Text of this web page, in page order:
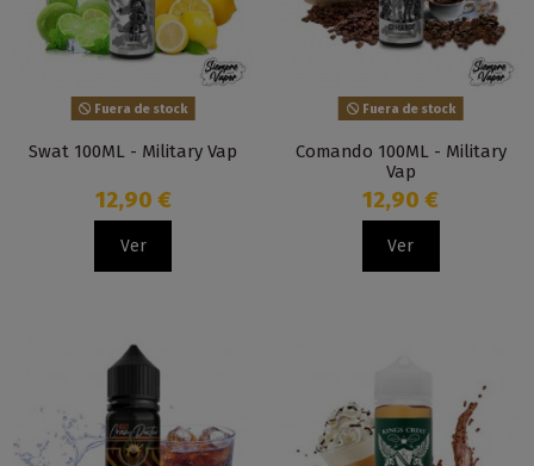
Fuera de stock
Swat 100ML - Military Vap
12,90 €
Ver
Fuera de stock
Comando 100ML - Military
Vap
12,90 €
Ver